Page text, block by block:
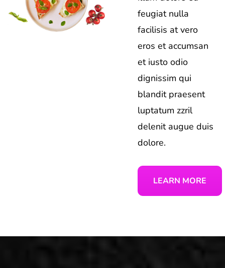
feugiat nulla
facilisis at vero
eros et accumsan
et iusto odio
dignissim qui
blandit praesent
luptatum zzril
delenit augue duis
dolore.
LEARN MORE